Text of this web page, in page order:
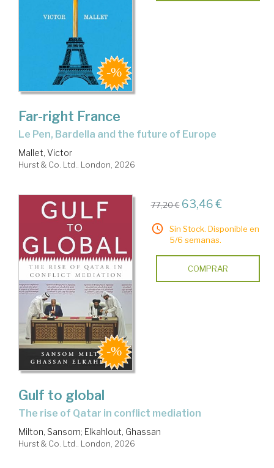
Far-right France
Le Pen, Bardella and the future of Europe
Mallet, Victor
Hurst & Co. Ltd.. London, 2026
77,20 € 63,46 €
Sin Stock. Disponible en
5/6 semanas.
COMPRAR
Gulf to global
the rise of Qatar in conflict mediation
Milton, Sansom; Elkahlout, Ghassan
Hurst & Co. Ltd.. London, 2026